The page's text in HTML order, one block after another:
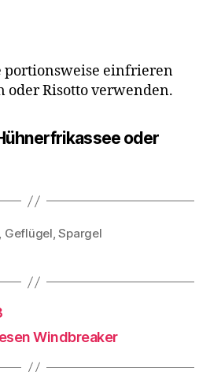
portionsweise einfrieren
oder Risotto verwenden.
oder
Geflügel,Spargel
Windbreaker